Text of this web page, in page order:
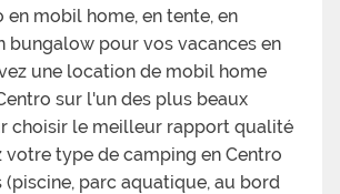
en mobil home, en tente, en
bungalow pour vos vacances en
une location de mobil home
sur l'un des plus beaux
choisir le meilleur rapport qualité
votre type de camping en Centro
parc aquatique, au bord